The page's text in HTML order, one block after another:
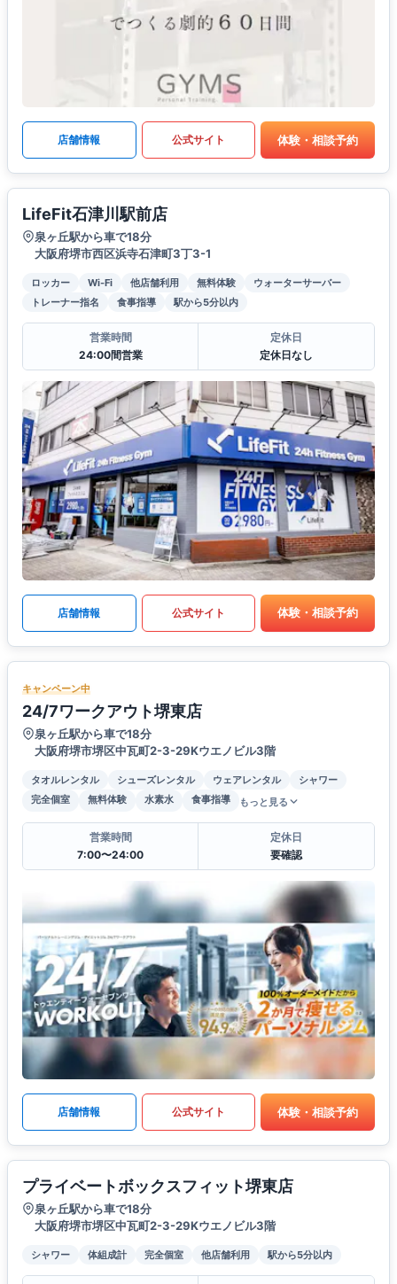
店舗情報 公式サイト 体験・相談予約
LifeFit石津川駅前店
泉ヶ丘駅から車で18分
大阪府堺市西区浜寺石津町3丁3-1
ロッカー Wi-Fi 他店舗利用 無料体験
ウォーターサーバー
トレーナー指名
食事指導 駅から5分以内
営業時間
24:00間営業
定休日
定休日なし
店舗情報 公式サイト 体験・相談予約
キャンペーン中
24/7ワークアウト堺東店
泉ヶ丘駅から車で18分
大阪府堺市堺区中瓦町2-3-29Kウエノビル3階
タオルレンタル シューズレンタル ウェアレンタル
シャワー
完全個室
無料体験 水素水 食事指導 もっと見る
営業時間
7:00〜24:00
定休日
要確認
店舗情報 公式サイト 体験・相談予約
プライベートボックスフィット堺東店
泉ヶ丘駅から車で18分
大阪府堺市堺区中瓦町2-3-29Kウエノビル3階
シャワー 体組成計 完全個室 他店舗利用 駅から5分以内